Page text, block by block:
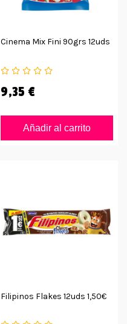
Cinema Mix Fini 90grs 12uds
9,35 €
Añadir al carrito
Filipinos Flakes 12uds 1,50€